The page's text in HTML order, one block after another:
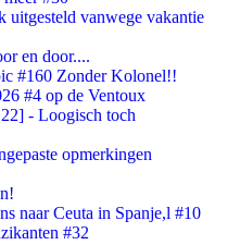
uitgesteld vanwege vakantie
en door....
#160 Zonder Kolonel!!
#4 op de Ventoux
- Loogisch toch
opmerkingen
naar Ceuta in Spanje,l #10
#32